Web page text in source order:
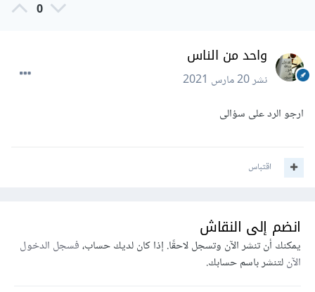
0
واحد من الناس
نشر20 مارس 2021
ارجو الرد على سؤالى
اقتباس
انضم إلى النقاش
يمكنك أن تنشر الآن وتسجل لاحقًا. إذا كان لديك حساب،فسجل الدخول
الآنلتنشر باسم حسابك.